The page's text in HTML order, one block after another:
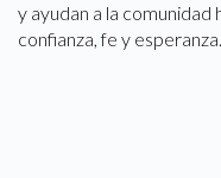
y ayudan a la comunidad
confianza, fe y esperanza.